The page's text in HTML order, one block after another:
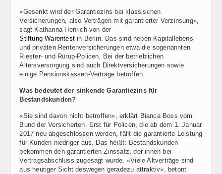
«Gesenkt wird der Garantiezins bei klassischen
Versicherungen, also Verträgen mit garantierter Verzinsung»,
sagt Katharina Henrich von der
Stiftung Warentestin Berlin. Das sind neben Kapitallebens-
und privaten Rentenversicherungen etwa die sogenannten
Riester- und Rürup-Policen. Bei der betrieblichen
Altersversorgung sind auch Direktversicherungen sowie
einige Pensionskassen-Verträge betroffen.
Was bedeutet der sinkende Garantiezins für
Bestandskunden?
«Sie sind davon nicht betroffen», erklärt Bianca Boss vom
Bund der Versicherten. Erst für Policen, die ab dem 1. Januar
2017 neu abgeschlossen werden, fällt die garantierte Leistung
für Kunden niedriger aus. Das heißt: Bestandskunden
bekommen den garantierten Zinssatz, der ihnen bei
Vertragsabschluss zugesagt wurde. «Viele Altverträge sind
aus heutiger Sicht deswegen geradezu attraktiv», betont